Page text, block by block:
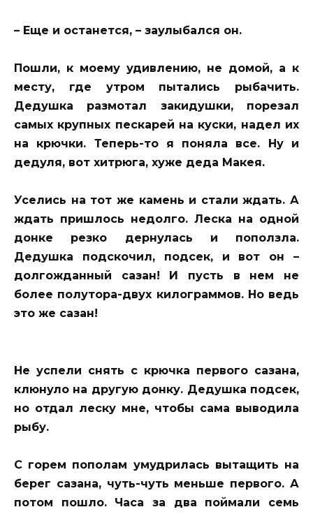
– Еще и останется, – заулыбался он.
Пошли, к моему удивлению, не домой, а к
месту, где утром пытались рыбачить.
Дедушка размотал закидушки, порезал
самых крупных пескарей на куски, надел их
на крючки. Теперь-то я поняла все. Ну и
дедуля, вот хитрюга, хуже деда Макея.
Уселись на тот же камень и стали ждать. А
ждать пришлось недолго. Леска на одной
донке резко дернулась и поползла.
Дедушка подскочил, подсек, и вот он –
долгожданный сазан! И пусть в нем не
более полутора-двух килограммов. Но ведь
это же сазан!
Не успели снять с крючка первого сазана,
клюнуло на другую донку. Дедушка подсек,
но отдал леску мне, чтобы сама выводила
рыбу.
С горем пополам умудрилась вытащить на
берег сазана, чуть-чуть меньше первого. А
потом пошло. Часа за два поймали семь